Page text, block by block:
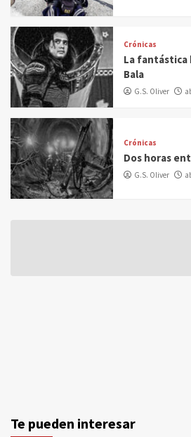
Crónicas
La fantástica
Bala
G.S. Oliver
Crónicas
Dos horas
G.S. Oliver
Te pueden interesar